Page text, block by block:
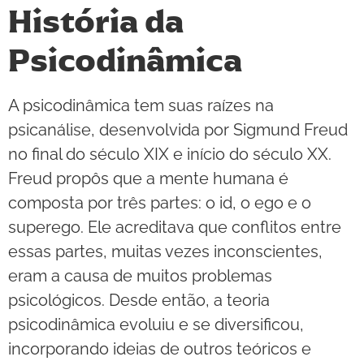
História da
Psicodinâmica
A psicodinâmica tem suas raízes na
psicanálise, desenvolvida por Sigmund Freud
no final do século XIX e início do século XX.
Freud propôs que a mente humana é
composta por três partes: o id, o ego e o
superego. Ele acreditava que conflitos entre
essas partes, muitas vezes inconscientes,
eram a causa de muitos problemas
psicológicos. Desde então, a teoria
psicodinâmica evoluiu e se diversificou,
incorporando ideias de outros teóricos e